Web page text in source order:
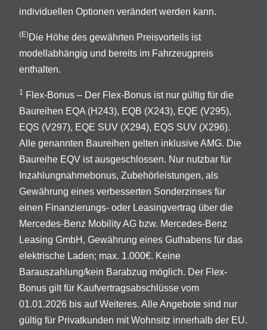
individuellen Optionen verändert werden kann.
(E)Die Höhe des gewährten Preisvorteils ist
modellabhängig und bereits im Fahrzeugpreis
enthalten.
1
Flex-Bonus – Der Flex-Bonus ist nur gültig für die
Baureihen EQA (H243), EQB (X243), EQE (V295),
EQS (V297), EQE SUV (X294), EQS SUV (X296).
Alle genannten Baureihen gelten inklusive AMG. Die
Baureihe EQV ist ausgeschlossen. Nur nutzbar für
Inzahlungnahmebonus, Zubehörleistungen, als
Gewährung eines verbesserten Sonderzinses für
einen Finanzierungs- oder Leasingvertrag über die
Mercedes-Benz Mobility AG bzw. Mercedes-Benz
Leasing GmbH, Gewährung eines Guthabens für das
elektrische Laden; max. 1.000€. Keine
Barauszahlung/kein Barabzug möglich. Der Flex-
Bonus gilt für Kaufvertragsabschlüsse vom
01.01.2026 bis auf Weiteres. Alle Angebote sind nur
gültig für Privatkunden mit Wohnsitz innerhalb der EU.